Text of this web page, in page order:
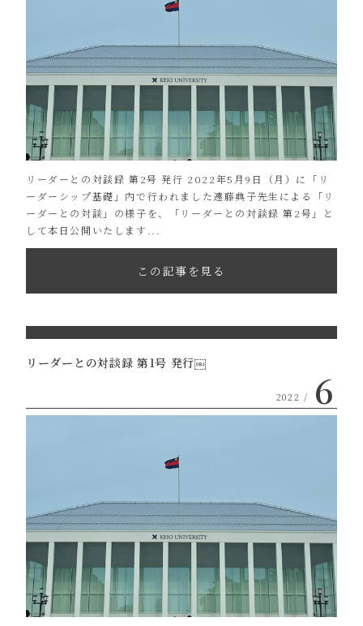
リーダーとの対談録 第2号 発行 2022年5月9日（月）に「リ
ーダーシップ基礎」内で行われました遠藤典子先生による「リ
ーダーとの対談」の様子を、「リーダーとの対談録 第2号」と
して本日公開いたします...
この記事を見る
リーダーとの対談録 第1号 発行￼
2022 / 6